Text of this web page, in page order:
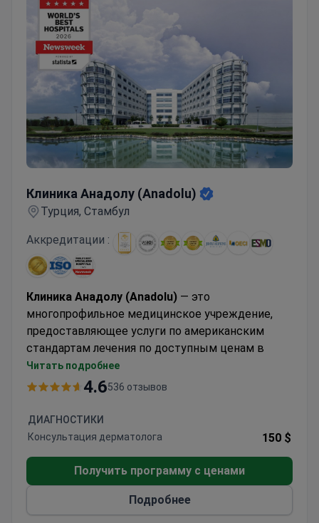
Клиника Анадолу (Anadolu)
Турция, Стамбул
Аккредитации :
Клиника Анадолу (Anadolu) — это
многопрофильное медицинское учреждение,
предоставляющее услуги по американским
стандартам лечения по доступным ценам в
Стамбуле (Турция). Anadolu Medical Center
сотрудничает с госпиталем Джонса Хопкинса,
Онкология, гемоонкология, урология,
нейрохирургия, женское здоровье, ЭКО и
направлениями работы Анадолу (Anadolu).
Медицинский центр входит в ТОП-10 лучших
больниц мира по версии Medical Travel Quality
Alliance (MTQUA), международной организации,
Читать подробнее
4.6536 отзывов
ДИАГНОСТИКИ
Консультация дерматолога
150 $
Получить программу с ценами
Подробнее